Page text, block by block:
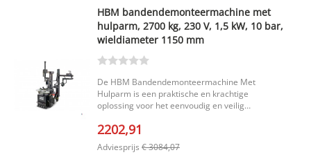
HBM bandendemonteermachine met
hulparm, 2700 kg, 230 V, 1,5 kW, 10 bar,
wieldiameter 1150 mm
De HBM Bandendemonteermachine Met
Hulparm is een praktische en krachtige
oplossing voor het eenvoudig en veilig
constructie, het hoge werkvermogen en de
ondersteuning met hulparm is deze
bandendemonteermachine geschikt voor
2202,91
Adviesprijs € 3084,07